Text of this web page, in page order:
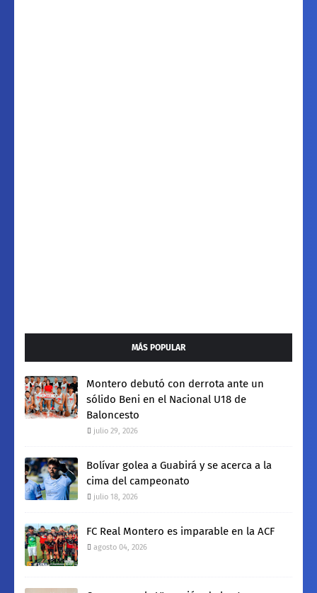
MÁS POPULAR
Montero debutó con derrota ante un
sólido Beni en el Nacional U18 de
Baloncesto
julio 29, 2026
Bolívar golea a Guabirá y se acerca a la
cima del campeonato
julio 18, 2026
FC Real Montero es imparable en la ACF
agosto 04, 2026